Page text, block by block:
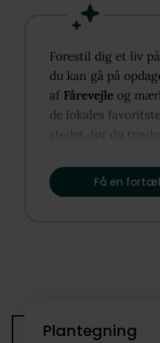
og flere badeværelser
rum. Ude kan du nyde
med stier og flere
Ordrup og Fårevejle
friluftsliv og nem
Sjælland.
Forestil dig et liv
du kan gå på
af Fårevejle og
de lokales
stedet, før du
Få en
Plantegning